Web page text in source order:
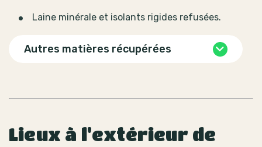
Laine minérale et isolants rigides refusées.
Autres matières récupérées
Lieux à l'extérieur de